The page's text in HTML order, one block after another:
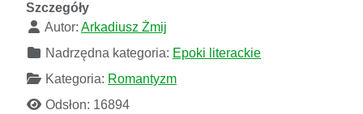
Szczegóły
Autor: Arkadiusz Żmij
Nadrzędna kategoria: Epoki literackie
Kategoria: Romantyzm
Odsłon: 16894